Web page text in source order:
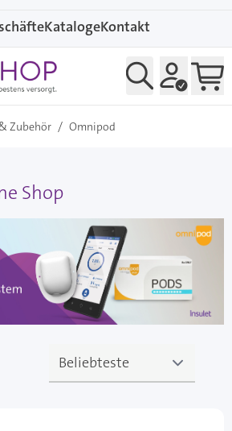
KatalogeKontakt
Zubehör / Omnipod
Shop